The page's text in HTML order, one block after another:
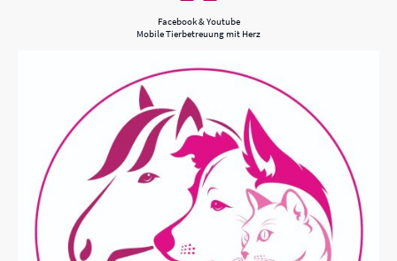
Facebook & Youtube
Mobile Tierbetreuung mit Herz